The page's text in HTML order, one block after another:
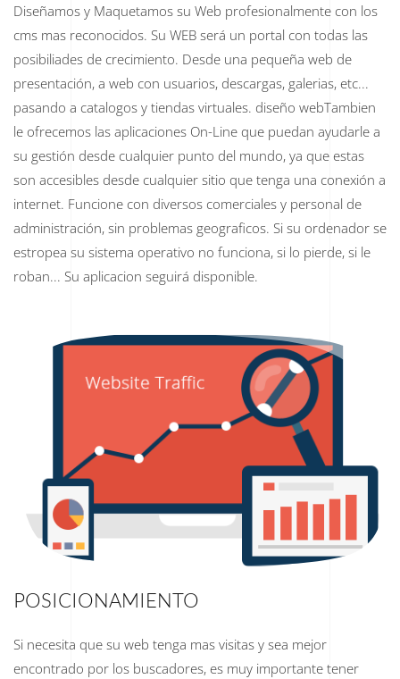
Diseñamos y Maquetamos su Web profesionalmente con los
cms mas reconocidos. Su WEB será un portal con todas las
posibiliades de crecimiento. Desde una pequeña web de
presentación, a web con usuarios, descargas, galerias, etc...
pasando a catalogos y tiendas virtuales. diseño webTambien
le ofrecemos las aplicaciones On-Line que puedan ayudarle a
su gestión desde cualquier punto del mundo, ya que estas
son accesibles desde cualquier sitio que tenga una conexión a
internet. Funcione con diversos comerciales y personal de
administración, sin problemas geograficos. Si su ordenador se
estropea su sistema operativo no funciona, si lo pierde, si le
roban... Su aplicacion seguirá disponible.
POSICIONAMIENTO
Si necesita que su web tenga mas visitas y sea mejor
encontrado por los buscadores, es muy importante tener